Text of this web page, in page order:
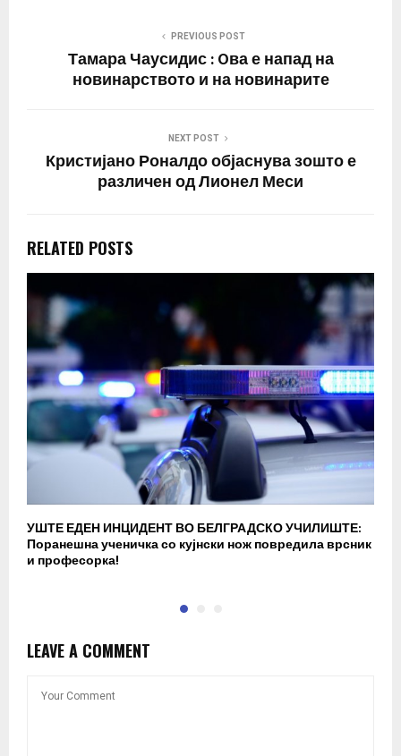
PREVIOUS POST
Тамара Чаусидис : Oва е напад на
новинарството и на новинарите
NEXT POST
Кристијано Роналдо објаснува зошто е
различен од Лионел Меси
RELATED POSTS
УШТЕ ЕДЕН ИНЦИДЕНТ ВО БЕЛГРАДСКО УЧИЛИШТЕ:
Поранешна ученичка со кујнски нож повредила врсник
и професорка!
LEAVE A COMMENT